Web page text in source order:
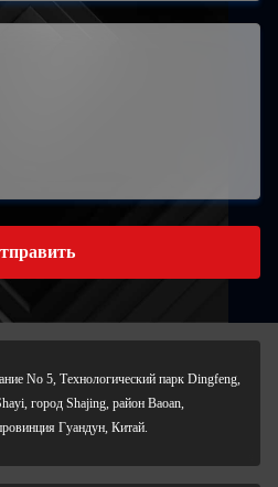
No 5, Технологический парк Dingfeng,
город Shajing, район Baoan,
Гуандун, Китай.